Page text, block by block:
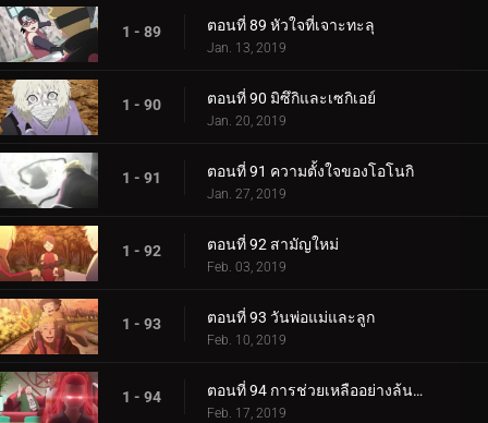
1 - 89 ตอนที่ 89 หัวใจที่เจาะทะลุ
Jan. 13, 2019
1 - 90 ตอนที่ 90 มิซึกิและเซกิเอย์
Jan. 20, 2019
1 - 91 ตอนที่ 91 ความตั้งใจของโอโนกิ
Jan. 27, 2019
1 - 92 ตอนที่ 92 สามัญใหม่
Feb. 03, 2019
1 - 93 ตอนที่ 93 วันพ่อแม่และลูก
Feb. 10, 2019
1 - 94 ตอนที่ 94 การช่วยเหลืออย่างล้นหลาม! แข่งกิน!
Feb. 17, 2019